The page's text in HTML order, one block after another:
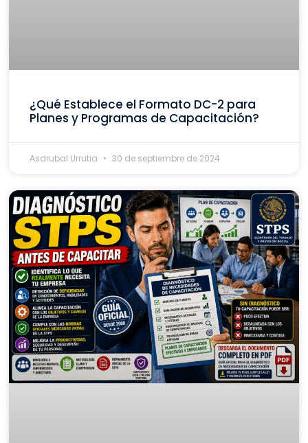
¿Qué Establece el Formato DC-2 para
Planes y Programas de Capacitación?
Asdrubal Urrutia 30 de septiembre de 2024